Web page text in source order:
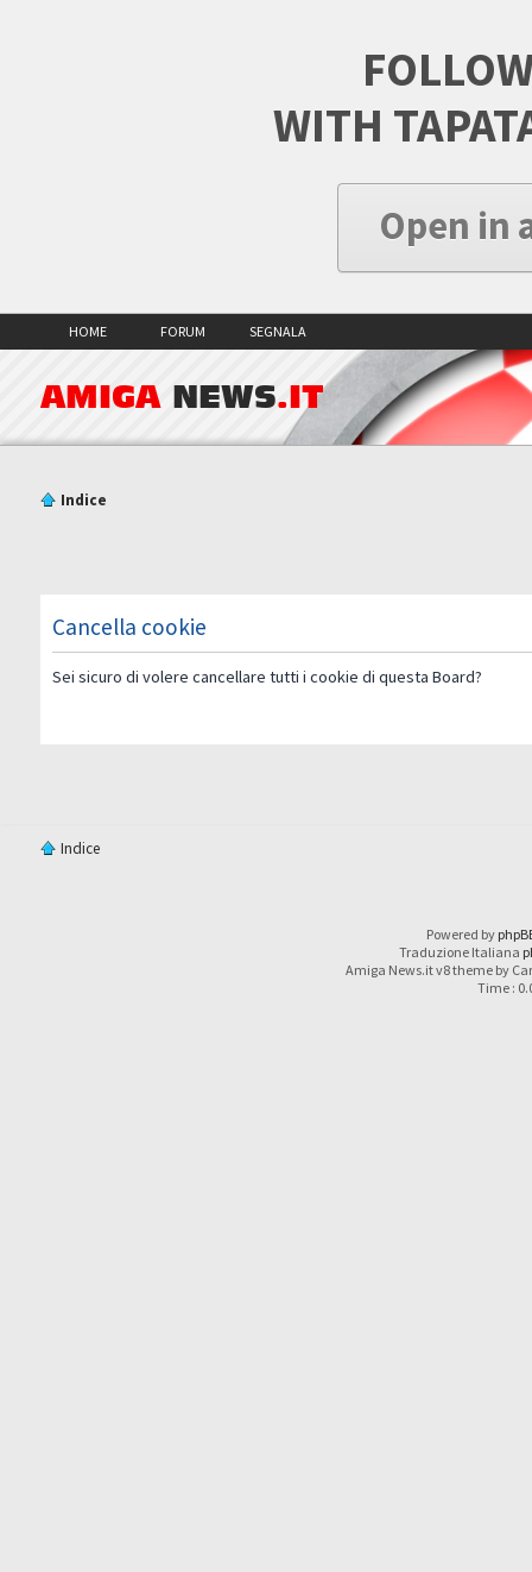
WITH
Open in
HOME FORUM SEGNALA
AMIGA NEWS.IT
Indice
Cancella cookie
Sei sicuro di volere cancellare tutti i cookie di questa Board?
Indice
Powered by
Traduzione Italiana
Amiga News.it v8 theme by
Time :